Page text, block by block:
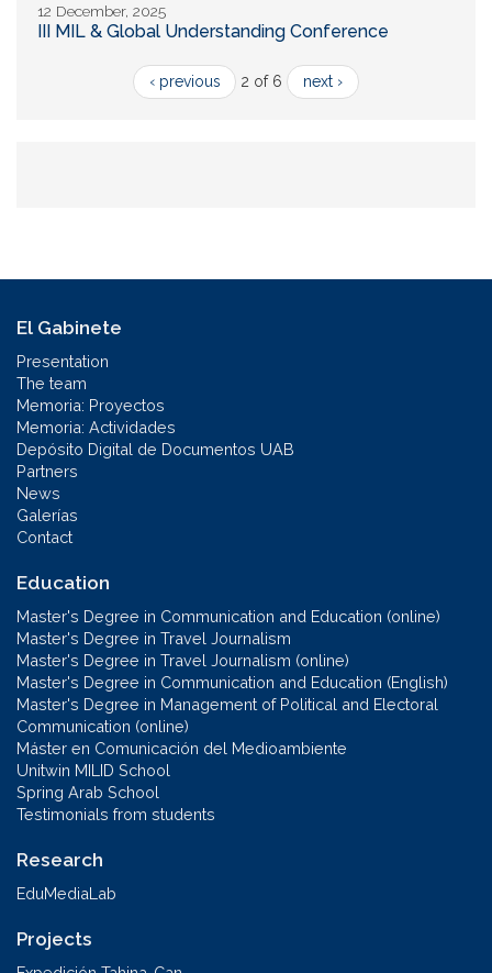
12 December, 2025
III MIL & Global Understanding Conference
‹ previous 2 of 6 next ›
El Gabinete
Presentation
The team
Memoria: Proyectos
Memoria: Actividades
Depósito Digital de Documentos UAB
Partners
News
Galerías
Contact
Education
Master's Degree in Communication and Education (online)
Master's Degree in Travel Journalism
Master's Degree in Travel Journalism (online)
Master's Degree in Communication and Education (English)
Master's Degree in Management of Political and Electoral
Communication (online)
Máster en Comunicación del Medioambiente
Unitwin MILID School
Spring Arab School
Testimonials from students
Research
EduMediaLab
Projects